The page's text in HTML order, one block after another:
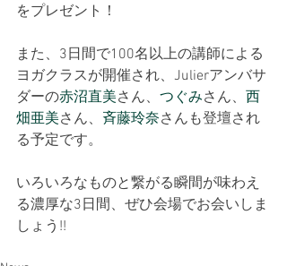
をプレゼント！
また、3日間で100名以上の講師による
ヨガクラスが開催され、Julierアンバサ
ダーの赤沼直美さん、 つぐみさん、 西
畑亜美さん、 斉藤玲奈さんも登壇され
る予定です。
いろいろなものと繋がる瞬間が味わえ
る濃厚な3日間、ぜひ会場でお会いしま
しょう!!